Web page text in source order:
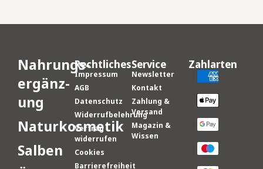
Nahrungs­
er­gänz­
ung
Naturkosmetik
Salben
Rechtliches
Impressum
AGB
Datenschutz
Widerrufbelehrung
Vertrag
widerrufen
Cookies
Barrierefreiheit
Service
Newsletter
Kontakt
Zahlung &
Versand
Magazin &
Wissen
Zahlarten